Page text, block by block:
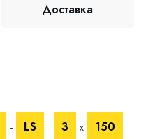
Доставка
- LS 3 х 150